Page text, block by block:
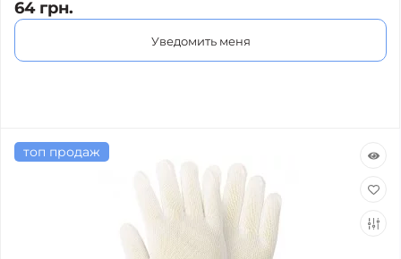
64 грн.
Уведомить меня
топ продаж